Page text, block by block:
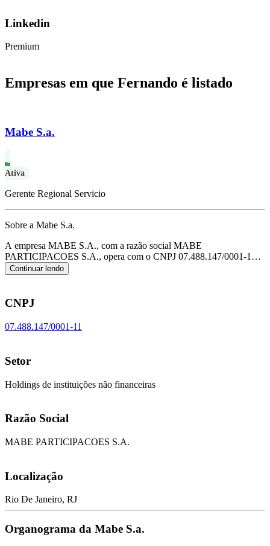
Linkedin
Premium
Empresas em que Fernando é listado
Mabe S.a.
Ativa
Gerente Regional Servicio
Sobre a Mabe S.a.
A empresa MABE S.A., com a razão social MABE
PARTICIPACOES S.A., opera com o CNPJ 07.488.147/0001-11 e
tem sua sede localizada em Rio de Janeiro/RJ.
atuação é de holdings de instituições não financeiras, de acordo com
Continuar lendo
CNPJ
07.488.147/0001-11
Setor
Holdings de instituições não financeiras
Razão Social
MABE PARTICIPACOES S.A.
Localização
Rio De Janeiro, RJ
Organograma da Mabe S.a.